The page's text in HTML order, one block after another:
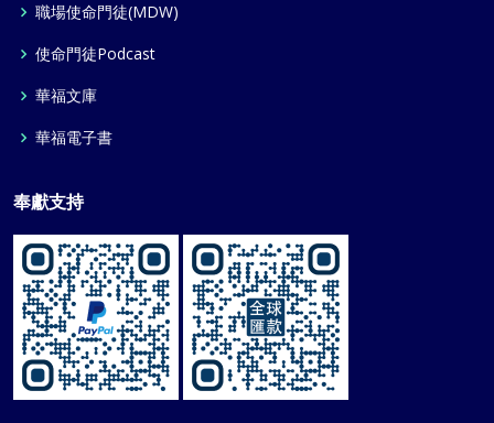
職場使命門徒(MDW)
使命門徒Podcast
華福文庫
華福電子書
奉獻支持